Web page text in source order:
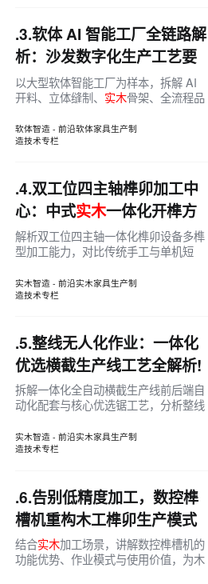
.3.软体 AI 智能工厂全链路解
析：沙发数字化生产工艺要
点！
以大型软体智能工厂为样本，拆解 AI
开料、立体缝制、 实木骨架、全流程品
规模化智造落地路径。
软体智造 - 前沿软体家具生产制
造技术专栏
.4.双工位四主轴榫卯加工中
心：中式实木一体化开榫方
案！
解析双工位四主轴一体化榫卯设备多榫
型加工能力，对比传统手工与单机短
解实木工厂机器换人落地价值。
实木智造 - 前沿实木家具生产制
造技术专栏
.5.整线无人化作业：一体化
优选横截生产线工艺全解析!
拆解一体化全自动横截生产线前后端自
动化配套与核心优选锯工艺，分析整线
的降本增效价值。
实木智造 - 前沿实木家具生产制
造技术专栏
.6.告别低精度加工，数控榫
槽机重构木工榫卯生产模式
结合实木加工场景，讲解数控榫槽机的
功能优势、作业模式与使用价值，为木